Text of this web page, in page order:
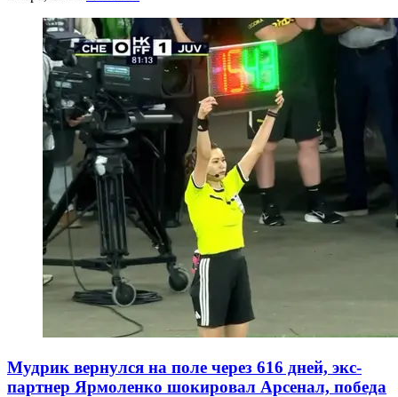
Мудрик вернулся на поле через 616 дней, экс-
партнер Ярмоленко шокировал Арсенал, победа